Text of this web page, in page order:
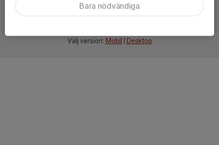
Välj version: Mobil Desktop
Bara nödvändiga